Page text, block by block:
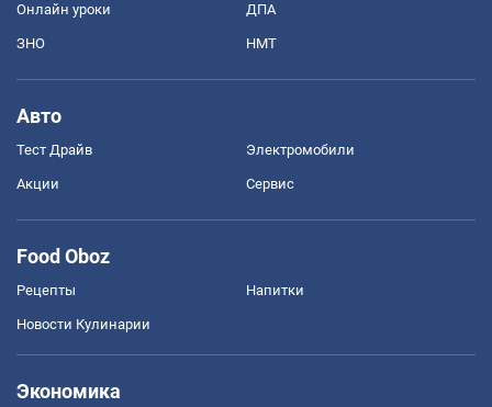
Онлайн уроки ДПА
ЗНО НМТ
Авто
Тест Драйв Электромобили
Акции Сервис
Food Oboz
Рецепты Напитки
Новости Кулинарии
Экономика